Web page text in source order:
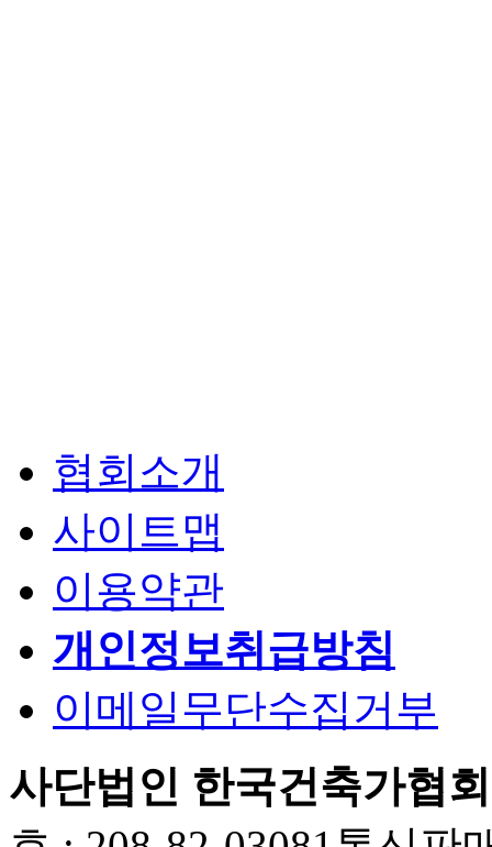
협회소개
사이트맵
이용약관
개인정보취급방침
이메일무단수집거부
사단법인 한국건축가협회